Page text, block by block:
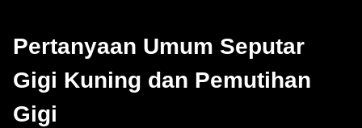
Pertanyaan Umum Seputar
Gigi Kuning dan Pemutihan
Gigi